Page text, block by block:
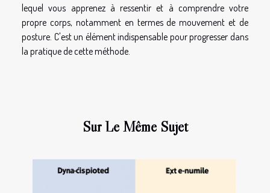
lequel vous apprenez à ressentir et à comprendre votre
propre corps, notamment en termes de mouvement et de
posture. C'est un élément indispensable pour progresser dans
la pratique de cette méthode.
Sur Le Même Sujet